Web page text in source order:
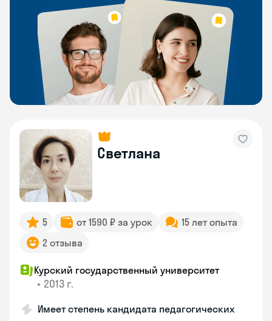
Светлана
5 от 1590 ₽ за урок
15 лет опыта
2 отзыва
Курский государственный университет
• 2013 г.
Имеет степень кандидата педагогических